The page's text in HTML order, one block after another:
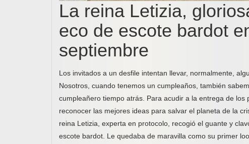
La reina Letizia,
eco de escote bardot
septiembre
Los invitados a un desfile intentan llevar, normalmente,
Nosotros, cuando tenemos un cumpleaños, también
cumpleañero tiempo atrás. Para acudir a la entrega de
reconocer las mejores ideas para salvar el planeta de la
reina Letizia, experta en protocolo, recogió el guante y
escote bardot. Le quedaba de maravilla como su primer